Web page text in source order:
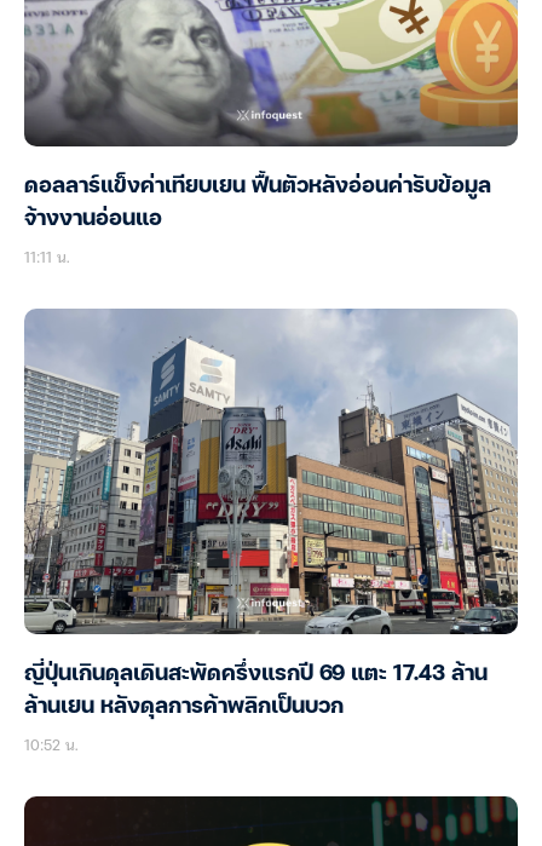
ดอลลาร์แข็งค่าเทียบเยน ฟื้นตัวหลังอ่อนค่ารับข้อมูล
จ้างงานอ่อนแอ
11:11 น.
ญี่ปุ่นเกินดุลเดินสะพัดครึ่งแรกปี 69 แตะ 17.43 ล้าน
ล้านเยน หลังดุลการค้าพลิกเป็นบวก
10:52 น.